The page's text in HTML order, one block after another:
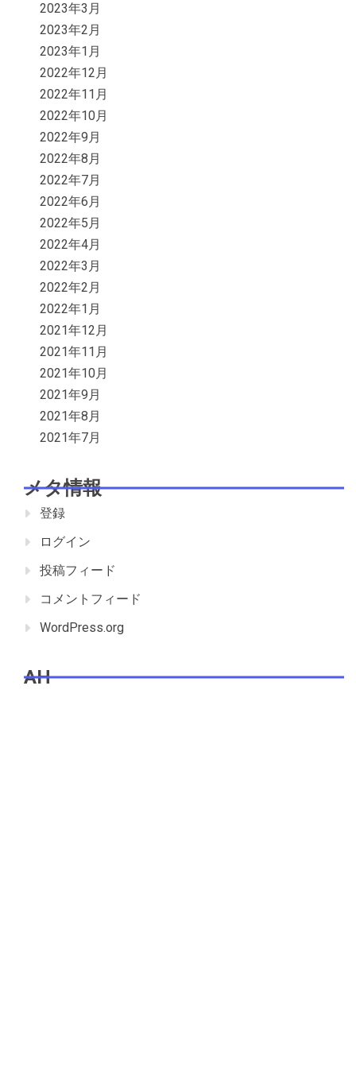
2023年3月
2023年2月
2023年1月
2022年12月
2022年11月
2022年10月
2022年9月
2022年8月
2022年7月
2022年6月
2022年5月
2022年4月
2022年3月
2022年2月
2022年1月
2021年12月
2021年11月
2021年10月
2021年9月
2021年8月
2021年7月
メタ情報
登録
ログイン
投稿フィード
コメントフィード
WordPress.org
AH